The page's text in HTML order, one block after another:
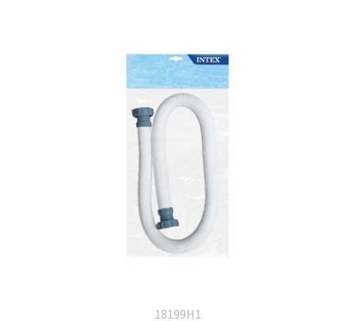
18199H1